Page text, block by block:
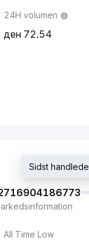
24H volumen
72.54
Sidst
All Time Low